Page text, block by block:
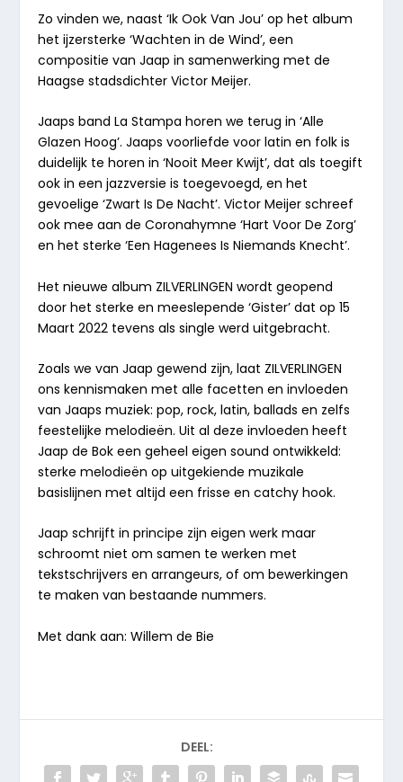
Zo vinden we, naast ‘Ik Ook Van Jou’ op het album
het ijzersterke ‘Wachten in de Wind’, een
compositie van Jaap in samenwerking met de
Haagse stadsdichter Victor Meijer.
Jaaps band La Stampa horen we terug in ‘Alle
Glazen Hoog’. Jaaps voorliefde voor latin en folk is
duidelijk te horen in ‘Nooit Meer Kwijt’, dat als toegift
ook in een jazzversie is toegevoegd, en het
gevoelige ‘Zwart Is De Nacht’. Victor Meijer schreef
ook mee aan de Coronahymne ‘Hart Voor De Zorg’
en het sterke ‘Een Hagenees Is Niemands Knecht’.
Het nieuwe album ZILVERLINGEN wordt geopend
door het sterke en meeslepende ‘Gister’ dat op 15
Maart 2022 tevens als single werd uitgebracht.
Zoals we van Jaap gewend zijn, laat ZILVERLINGEN
ons kennismaken met alle facetten en invloeden
van Jaaps muziek: pop, rock, latin, ballads en zelfs
feestelijke melodieën. Uit al deze invloeden heeft
Jaap de Bok een geheel eigen sound ontwikkeld:
sterke melodieën op uitgekiende muzikale
basislijnen met altijd een frisse en catchy hook.
Jaap schrijft in principe zijn eigen werk maar
schroomt niet om samen te werken met
tekstschrijvers en arrangeurs, of om bewerkingen
te maken van bestaande nummers.
Met dank aan: Willem de Bie
DEEL: